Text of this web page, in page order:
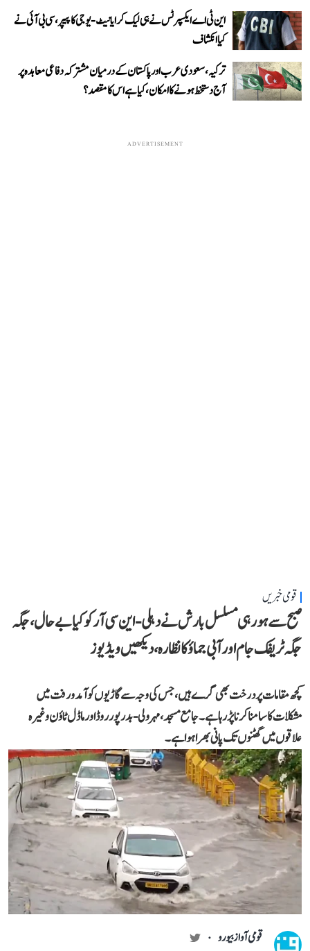
این ٹی اے ایکسپرٹس نے ہی لیک کرایا نیٹ-یوجی کا پیپر، سی بی آئی نے
کیا انکشاف
ترکیہ، سعودی عرب اور پاکستان کے درمیان مشترکہ دفاعی معاہدہ پر
آج دستخط ہونے کا امکان، کیا ہے اس کا مقصد؟
ADVERTISEMENT
قومی خبریں
صبح سے ہو رہی مسلسل بارش نے دہلی-این سی آر کو کیا بے حال، جگہ
جگہ ٹریفک جام اور آبی جماؤ کا نظارہ، دیکھیں ویڈیوز
کچھ مقامات پر درخت بھی گرے ہیں، جس کی وجہ سے گاڑیوں کو آمد و رفت میں
مشکلات کا سامنا کرنا پڑ رہا ہے۔ جامع مسجد، مہرولی-بدرپور روڈ اور ماڈل ٹاؤن وغیرہ
علاقوں میں گھٹنوں تک پانی بھرا ہوا ہے۔
قومی آواز بیورو